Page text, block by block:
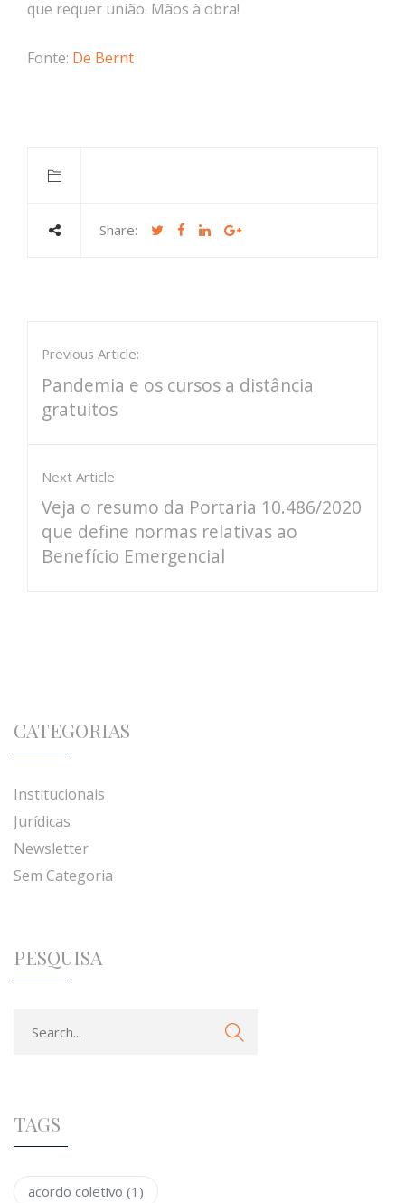
que requer união. Mãos à obra!
Fonte: De Bernt
Share:
Previous Article:
Pandemia e os cursos a distância
gratuitos
Next Article
Veja o resumo da Portaria 10.486/2020
que define normas relativas ao
Benefício Emergencial
CATEGORIAS
Institucionais
Jurídicas
Newsletter
Sem Categoria
PESQUISA
TAGS
acordo coletivo (1)